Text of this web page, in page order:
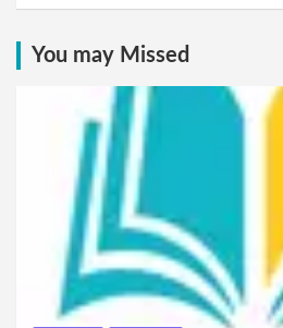
You may Missed